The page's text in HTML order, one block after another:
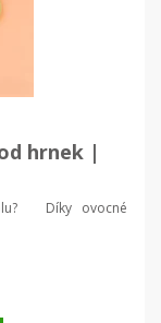
hrnek |
Díky ovocné